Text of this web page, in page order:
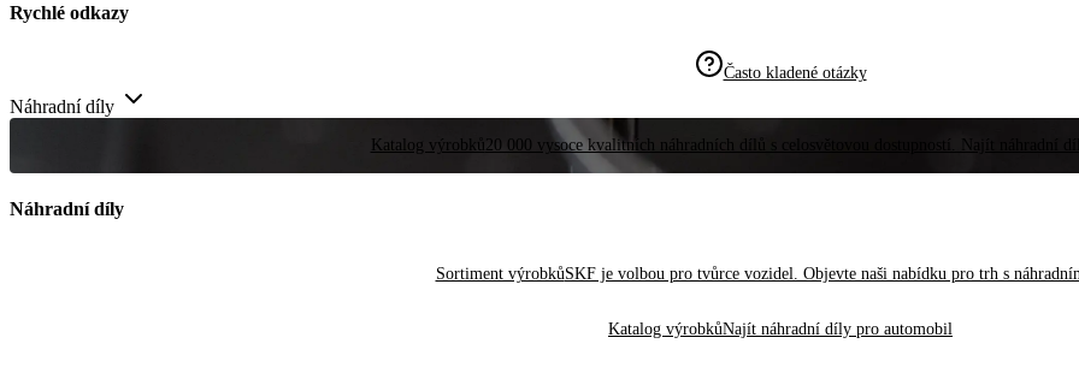
Rychlé odkazy
Často kladené otázky
Náhradní díly
Katalog výrobků20 000 vysoce kvalitních náhradních dílů s celosvětovou dostupností. Najít náhradní
Náhradní díly
Sortiment výrobkůSKF je volbou pro tvůrce vozidel. Objevte naši nabídku pro trh s
Katalog výrobkůNajít náhradní díly pro automobil